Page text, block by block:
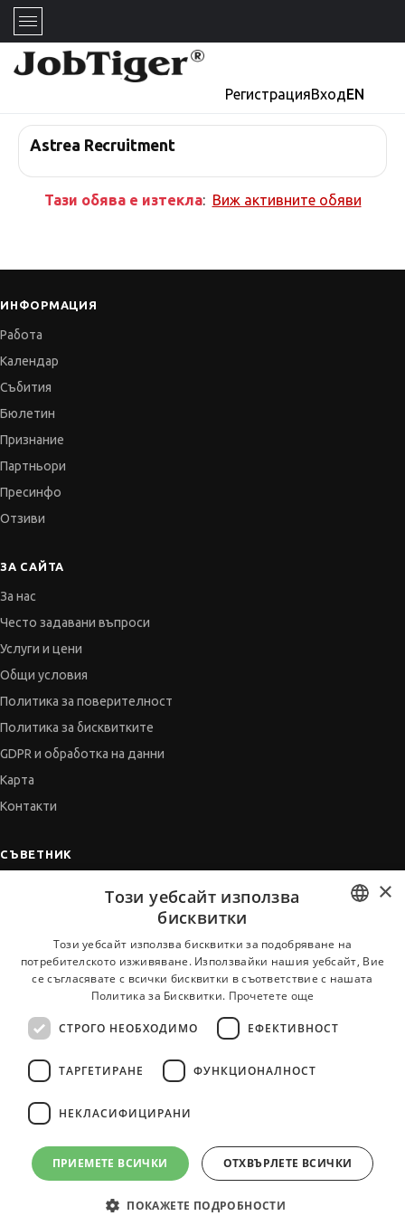
РегистрацияВходEN
Astrea Recruitment
Тази обява е изтекла: Виж активните обяви
ИНФОРМАЦИЯ
Работа
Календар
Събития
Бюлетин
Признание
Партньори
Пресинфо
Отзиви
ЗА САЙТА
За нас
Често задавани въпроси
Услуги и цени
Общи условия
Политика за поверителност
Политика за бисквитките
GDPR и обработка на данни
Карта
Контакти
СЪВЕТНИК
Когато получим оферта
Vihra AI
За новодошли
Всички услуги на JobTiger
© 2000-2026 JobTiger. Всички права запазени.
BULGARIAN
ENGLISH
×
Този уебсайт използва
бисквитки
Този уебсайт използва бисквитки за подобряване на
потребителското изживяване. Използвайки нашия уебсайт, Вие
се съгласявате с всички бисквитки в съответствие с нашата
Политика за Бисквитки. Прочетете още
СТРОГО НЕОБХОДИМО ЕФЕКТИВНОСТ
ТАРГЕТИРАНЕ ФУНКЦИОНАЛНОСТ
НЕКЛАСИФИЦИРАНИ
ПРИЕМЕТЕ ВСИЧКИ ОТХВЪРЛЕТЕ ВСИЧКИ
ПОКАЖЕТЕ ПОДРОБНОСТИ